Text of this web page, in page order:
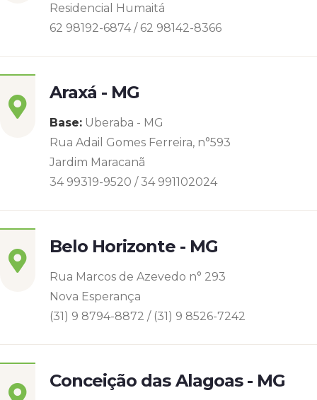
Residencial Humaitá
62 98192-6874 / 62 98142-8366
Araxá - MG
Base: Uberaba - MG
Rua Adail Gomes Ferreira, n°593
Jardim Maracanã
34 99319-9520 / 34 991102024
Belo Horizonte - MG
Rua Marcos de Azevedo n° 293
Nova Esperança
(31) 9 8794-8872 / (31) 9 8526-7242
Conceição das Alagoas - MG